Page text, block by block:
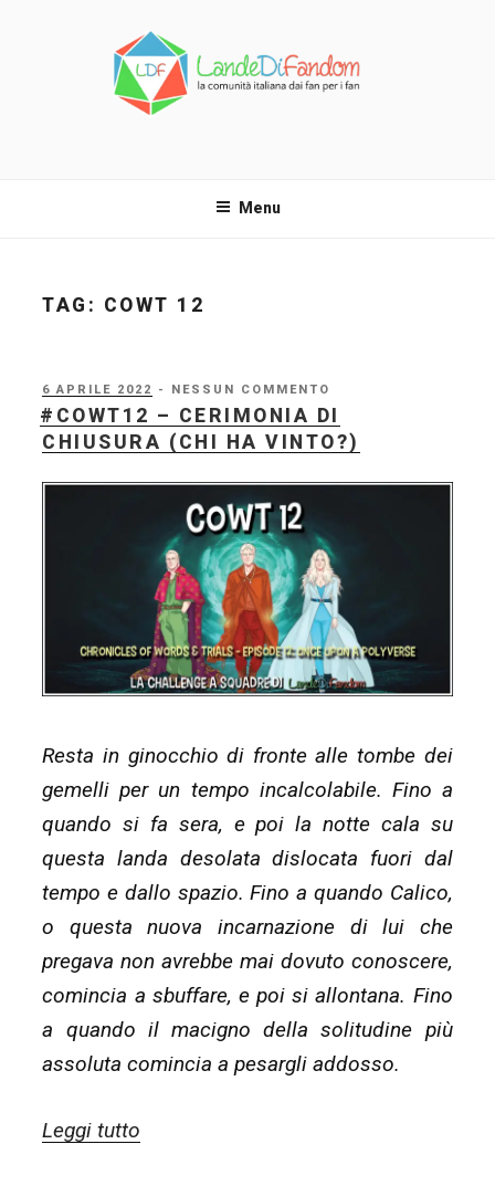
Menu
TAG: COWT 12
PUBBLICATO
IL
6 APRILE 2022 - NESSUN COMMENTO
#COWT12 – CERIMONIA DI
CHIUSURA (CHI HA VINTO?)
Resta in ginocchio di fronte alle tombe dei
gemelli per un tempo incalcolabile. Fino a
quando si fa sera, e poi la notte cala su
questa landa desolata dislocata fuori dal
tempo e dallo spazio. Fino a quando Calico,
o questa nuova incarnazione di lui che
pregava non avrebbe mai dovuto conoscere,
comincia a sbuffare, e poi si allontana. Fino
a quando il macigno della solitudine più
assoluta comincia a pesargli addosso.
Leggi tutto